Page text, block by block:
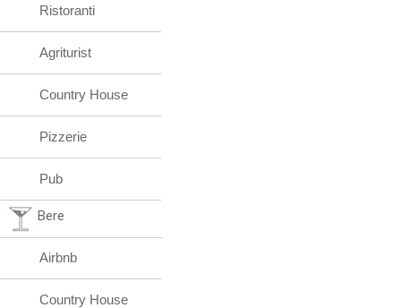
Ristoranti
Agriturist
Country House
Pizzerie
Pub
Bere
Airbnb
Country House